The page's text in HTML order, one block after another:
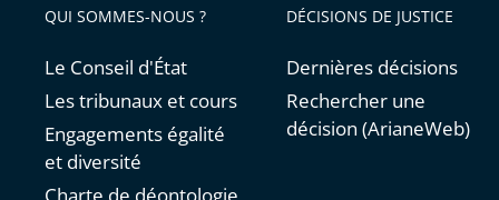
QUI SOMMES-NOUS ?
Le Conseil d'État
Les tribunaux et cours
Engagements égalité
et diversité
DÉCISIONS DE JUSTICE
Dernières décisions
Rechercher une
décision (ArianeWeb)